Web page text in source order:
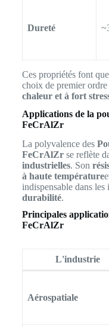
Dureté
Ces propriétés font que
choix de premier
chaleur et à fort
Applications de la
FeCrAlZr
La polyvalence des
FeCrAlZrse reflète
industrielles. Son
à haute température
indispensable dans
durabilité.
Principales
FeCrAlZr
L'industrie
Aérospatiale